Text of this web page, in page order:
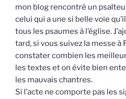
mon blog rencontré un
celui qui a une si belle voie
tous les psaumes à l’église.
tard, si vous suivez la messe à
constater combien les
les textes et on évite bien
les mauvais chantres.
Si l’acte ne comporte pas les